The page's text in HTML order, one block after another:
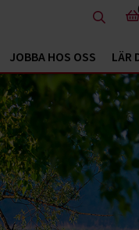
JOBBA HOS OSS LÄR